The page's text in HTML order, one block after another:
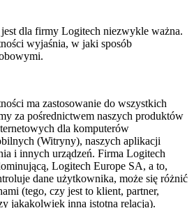
dla firmy Logitech niezwykle ważna.
wyjaśnia, w jaki sposób
ma zastosowanie do wszystkich
za pośrednictwem naszych produktów
dla komputerów
(Witryny), naszych aplikacji
i innych urządzeń. Firma Logitech
Logitech Europe SA, a to,
dane użytkownika, może się różnić
(tego, czy jest to klient, partner,
jakakolwiek inna istotna relacja).